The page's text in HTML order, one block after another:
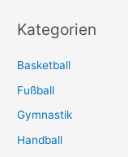
Kategorien
Basketball
Fußball
Gymnastik
Handball